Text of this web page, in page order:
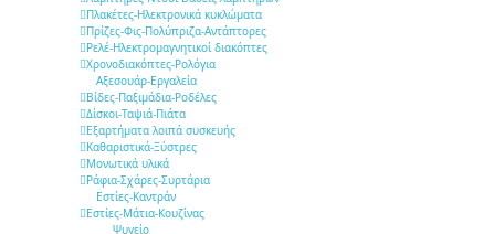
Πλακέτες-Ηλεκτρονικά κυκλώματα
Πρίζες-Φις-Πολύπριζα-Αντάπτορες
Ρελέ-Ηλεκτρομαγνητικοί διακόπτες
Χρονοδιακόπτες-Ρολόγια
Αξεσουάρ-Εργαλεία
Βίδες-Παξιμάδια-Ροδέλες
Δίσκοι-Ταψιά-Πιάτα
Εξαρτήματα λοιπά συσκευής
Καθαριστικά-Ξύστρες
Μονωτικά υλικά
Ράφια-Σχάρες-Συρτάρια
Εστίες-Καντράν
Εστίες-Μάτια-Κουζίνας
Ψυγείο